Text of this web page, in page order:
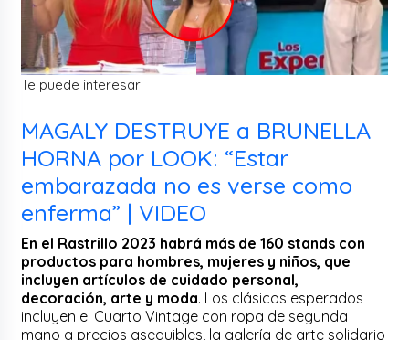
Te puede interesar
MAGALY DESTRUYE a BRUNELLA
HORNA por LOOK: “Estar
embarazada no es verse como
enferma” | VIDEO
En el Rastrillo 2023 habrá más de 160 stands con
productos para hombres, mujeres y niños, que
incluyen artículos de cuidado personal,
decoración, arte y moda. Los clásicos esperados
incluyen el Cuarto Vintage con ropa de segunda
mano a precios asequibles, la galería de arte solidario